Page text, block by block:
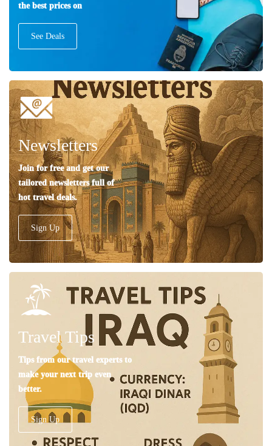
the best prices on
See Deals
Newsletters
Join for free and get our
tailored newsletters full of
hot travel deals.
Sign Up
Travel Tips
Tips from our travel experts to
make your next trip even
better.
Sign Up